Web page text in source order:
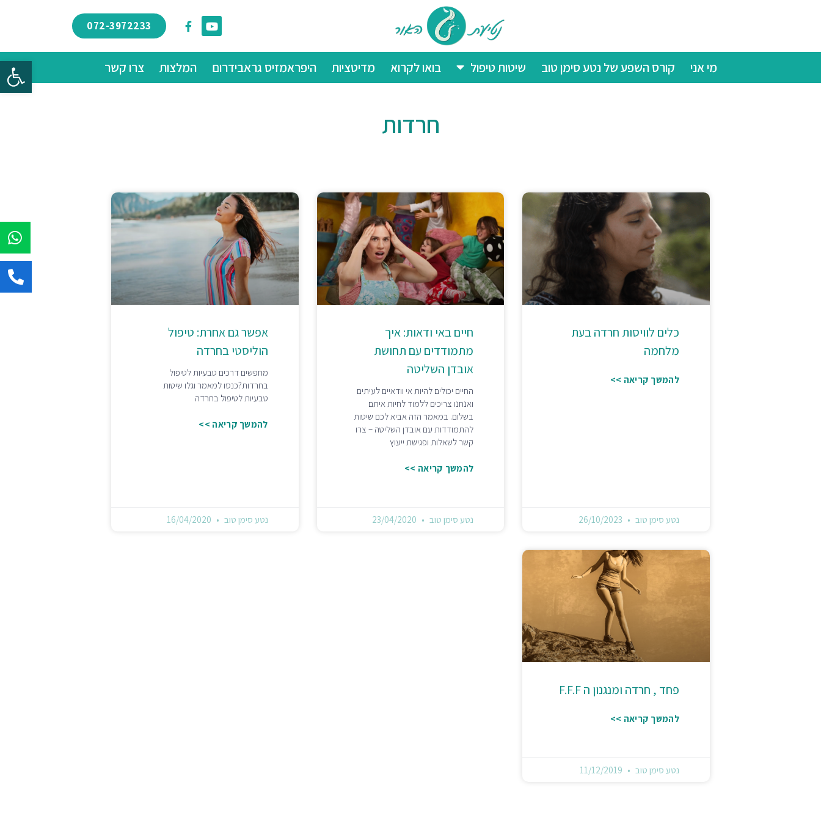
072-3972233
מי אני קורס השפע של נטע סימן טוב שיטות טיפול בואו לקרוא מדיטציות היפראמזיס גראבידרום המלצות צרו קשר
חרדות
כלים לוויסות חרדה בעת
מלחמה
להמשך קריאה >>
נטע סימן טוב
חיים באי ודאות: איך
מתמודדים עם תחושת
אובדן השליטה
החיים יכולים להיות אי וודאיים לעיתים
ואנחנו צריכים ללמוד לחיות איתם
בשלום. במאמר הזה אביא לכם שיטות
להתמודדות עם אובדן השליטה – צרו
קשר לשאלות ופגישת ייעוץ
להמשך קריאה >>
נטע סימן טוב
אפשר גם אחרת: טיפול
הוליסטי בחרדה
מחפשים דרכים טבעיות לטיפול
בחרדות?כנסו למאמר וגלו שיטות
טבעיות לטיפול בחרדה
להמשך קריאה >>
נטע סימן טוב
פחד , חרדה ומנגנון ה F.F.F
להמשך קריאה >>
נטע סימן טוב